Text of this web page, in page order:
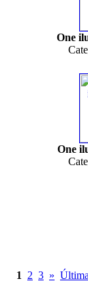
One
One
1 2 3 »